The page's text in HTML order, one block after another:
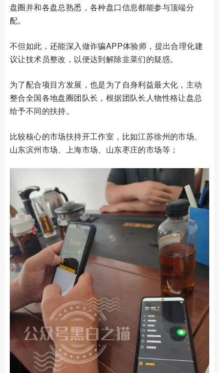
盘圈并和各盘总熟悉，各种盘口信息都能参与顶端分
配。
不但如此，还能深入做诈骗APP体验师，提出合理化建
议让技术员整改，以便达到解除韭菜们的疑惑。
为了配合项目方发展，也是为了自身利益最大化，主动
整合全国各地盘圈团队长，根据团队长人物性格让盘总
给予不同的扶持。
比较核心的市场扶持开工作室，比如江苏徐州的市场、
山东滨州市场、上海市场、山东枣庄的市场等；